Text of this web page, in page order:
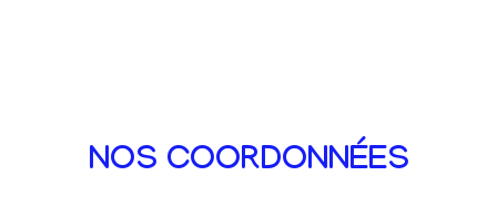
NOS COORDONNÉES